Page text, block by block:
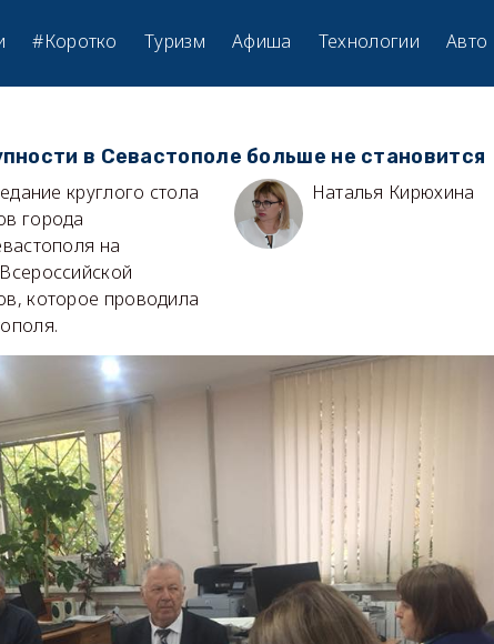
#Коротко Туризм Афиша Технологии Авто
в Севастополе больше не становится
круглого стола
города
на
которое проводила
Наталья Кирюхина